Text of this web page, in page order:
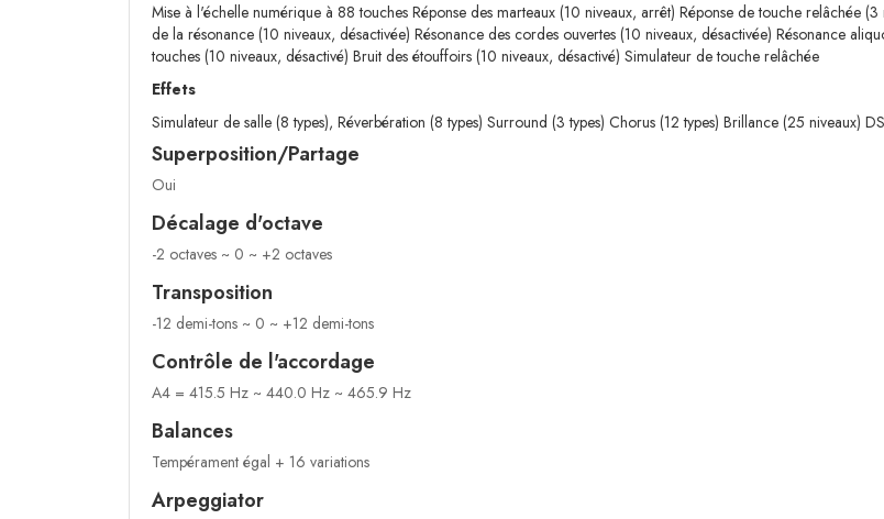
Mise à l'échelle numérique à 88 touches Réponse des marteaux (10 niveaux, arrêt) Réponse de touche relâchée
de la résonance (10 niveaux, désactivée) Résonance des cordes ouvertes (10 niveaux, désactivée) Résonance
touches (10 niveaux, désactivé) Bruit des étouffoirs (10 niveaux, désactivé) Simulateur de touche relâchée
Effets
Simulateur de salle (8 types), Réverbération (8 types) Surround (3 types) Chorus (12 types) Brillance (25 niveaux)
Superposition/Partage
Oui
Décalage d'octave
-2 octaves ~ 0 ~ +2 octaves
Transposition
-12 demi-tons ~ 0 ~ +12 demi-tons
Contrôle de l'accordage
A4 = 415.5 Hz ~ 440.0 Hz ~ 465.9 Hz
Balances
Tempérament égal + 16 variations
Arpeggiator